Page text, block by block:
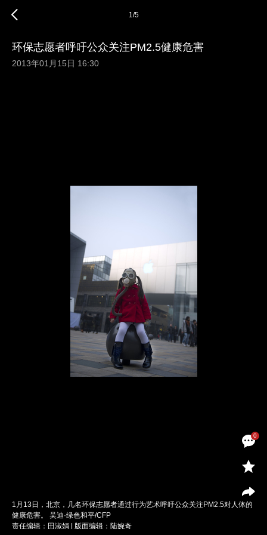
0
1/5
环保志愿者呼吁公众关注PM2.5健康危害
2013年01月15日 16:30
1月13日，北京，几名环保志愿者通过行为艺术呼吁公众关注PM2.5对人体的
健康危害。 吴迪·绿色和平/CFP
责任编辑：田淑娟 | 版面编辑：陆婉奇